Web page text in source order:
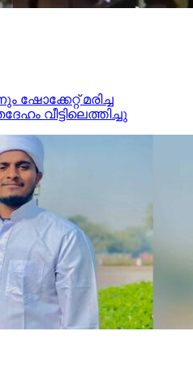
ഷോക്കേറ്റ് മരിച്ച
വീട്ടിലെത്തിച്ചു